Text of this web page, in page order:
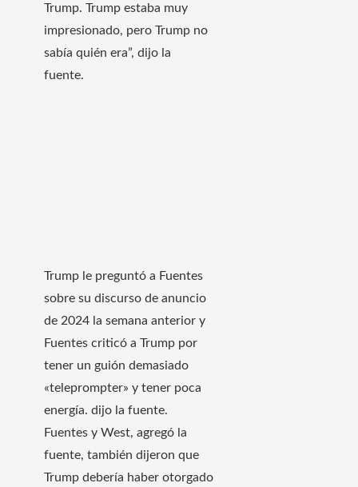
Trump. Trump estaba muy
impresionado, pero Trump no
sabía quién era”, dijo la
fuente.
Trump le preguntó a Fuentes
sobre su discurso de anuncio
de 2024 la semana anterior y
Fuentes criticó a Trump por
tener un guión demasiado
«teleprompter» y tener poca
energía. dijo la fuente.
Fuentes y West, agregó la
fuente, también dijeron que
Trump debería haber otorgado